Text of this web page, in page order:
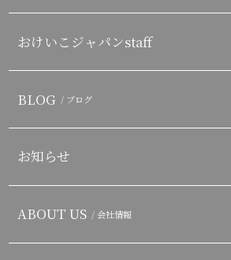
おけいこジャパンstaff
BLOG / ブログ
お知らせ
ABOUT US / 会社情報